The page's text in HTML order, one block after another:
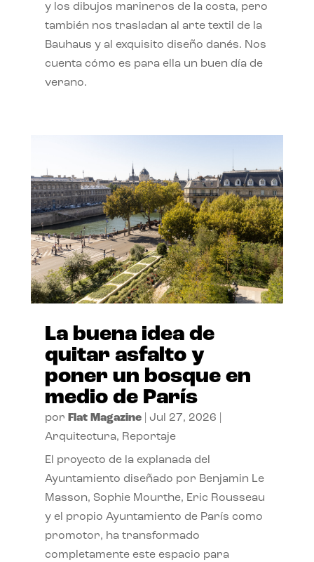
y los dibujos marineros de la costa, pero
también nos trasladan al arte textil de la
Bauhaus y al exquisito diseño danés. Nos
cuenta cómo es para ella un buen día de
verano.
La buena idea de
quitar asfalto y
poner un bosque en
medio de París
por Flat Magazine| Jul 27, 2026
Arquitectura, Reportaje
El proyecto de la explanada del
Ayuntamiento diseñado por Benjamin Le
Masson, Sophie Mourthe, Eric Rousseau
y el propio Ayuntamiento de París como
promotor, ha transformado
completamente este espacio para